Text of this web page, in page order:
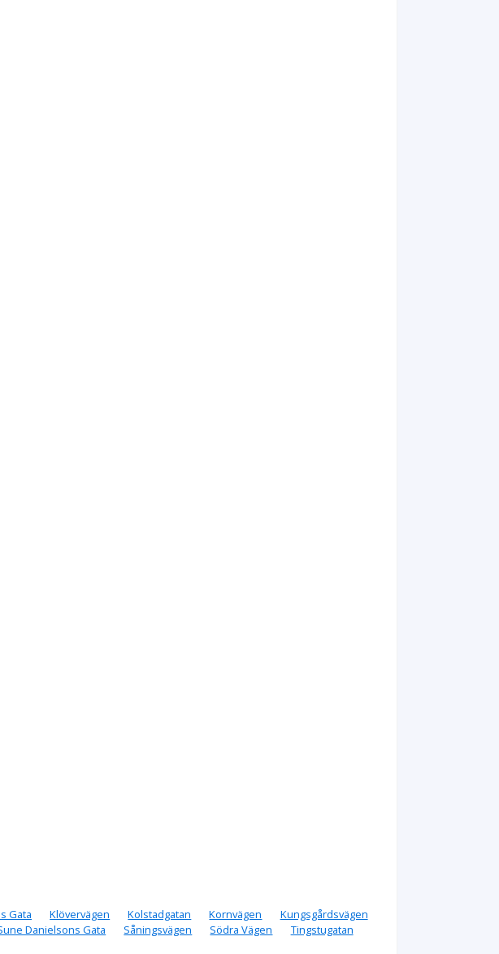
Gata Klövervägen Kolstadgatan Kornvägen
Kungsgårdsvägen
Danielsons Gata Såningsvägen Södra Vägen
Tingstugatan